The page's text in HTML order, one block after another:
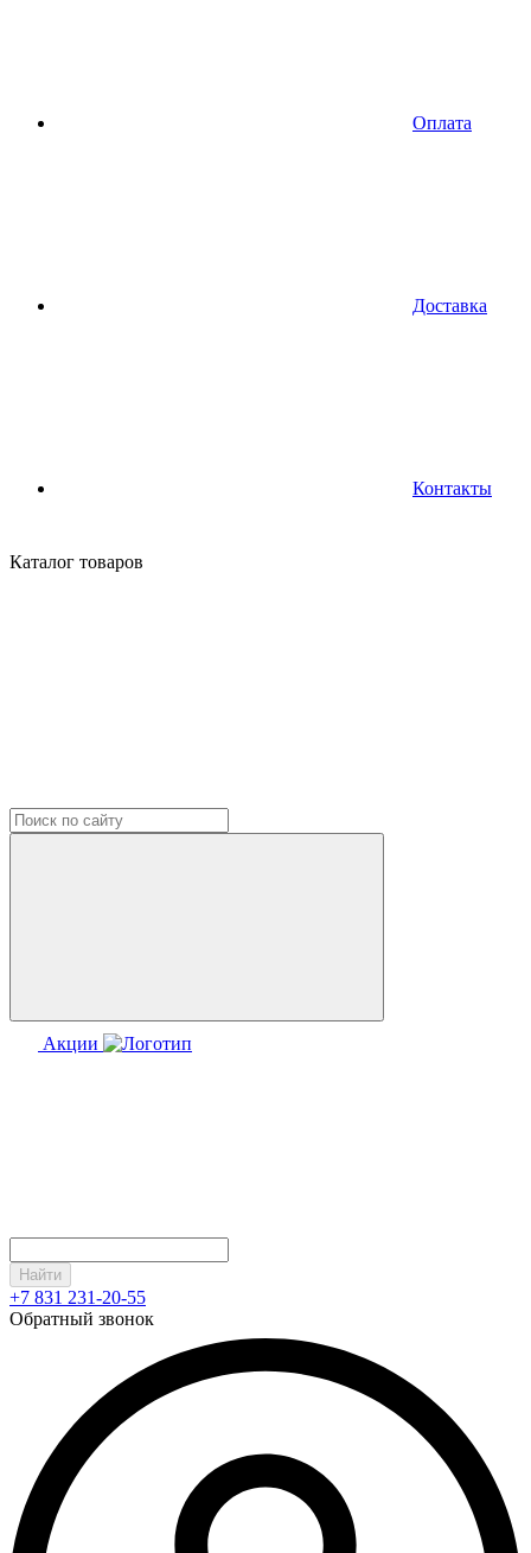
Оплата
Доставка
Контакты
Каталог товаров
Акции
Найти
+7 831 231-20-55
Обратный звонок